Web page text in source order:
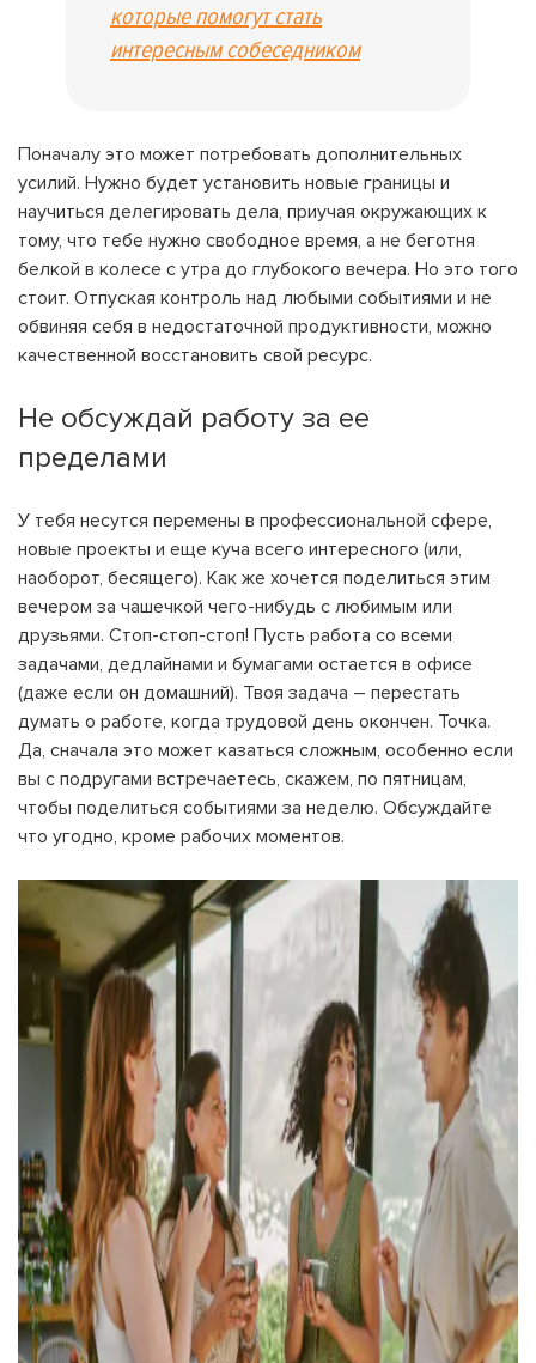
которые помогут стать
интересным собеседником
Поначалу это может потребовать дополнительных
усилий. Нужно будет установить новые границы и
научиться делегировать дела, приучая окружающих к
тому, что тебе нужно свободное время, а не беготня
белкой в колесе с утра до глубокого вечера. Но это того
стоит. Отпуская контроль над любыми событиями и не
обвиняя себя в недостаточной продуктивности, можно
качественной восстановить свой ресурс.
Не обсуждай работу за ее
пределами
У тебя несутся перемены в профессиональной сфере,
новые проекты и еще куча всего интересного (или,
наоборот, бесящего). Как же хочется поделиться этим
вечером за чашечкой чего-нибудь с любимым или
друзьями. Стоп-стоп-стоп! Пусть работа со всеми
задачами, дедлайнами и бумагами остается в офисе
(даже если он домашний). Твоя задача – перестать
думать о работе, когда трудовой день окончен. Точка.
Да, сначала это может казаться сложным, особенно если
вы с подругами встречаетесь, скажем, по пятницам,
чтобы поделиться событиями за неделю. Обсуждайте
что угодно, кроме рабочих моментов.